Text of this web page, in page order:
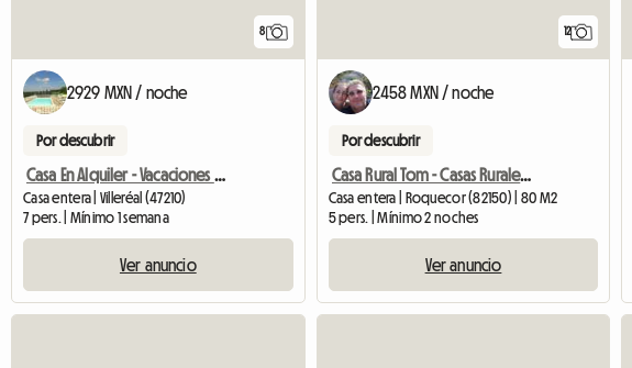
8
2929 MXN / noche
Por descubrir
Casa En Alquiler - Vacaciones En Villeréal
Casa entera | Villeréal (47210)
7 pers. | Mínimo 1 semana
Ver anuncio
12
2458 MXN / noche
Por descubrir
Casa Rural Tom - Casas Rurales Grand Pré - Piscina
Casa entera | Roquecor (82150) | 80 M2
5 pers. | Mínimo 2 noches
Ver anuncio